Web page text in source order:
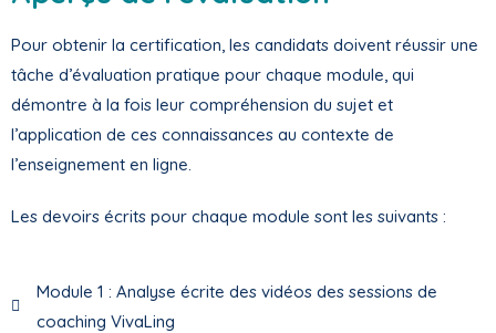
Pour obtenir la certification, les candidats doivent réussir une
tâche d’évaluation pratique pour chaque module, qui
démontre à la fois leur compréhension du sujet et
l’application de ces connaissances au contexte de
l’enseignement en ligne.
Les devoirs écrits pour chaque module sont les suivants :
Module 1 : Analyse écrite des vidéos des sessions de
coaching VivaLing